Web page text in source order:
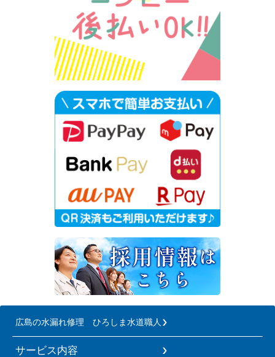
広島の水漏れ修理 ひろしま水道職人
サービス内容